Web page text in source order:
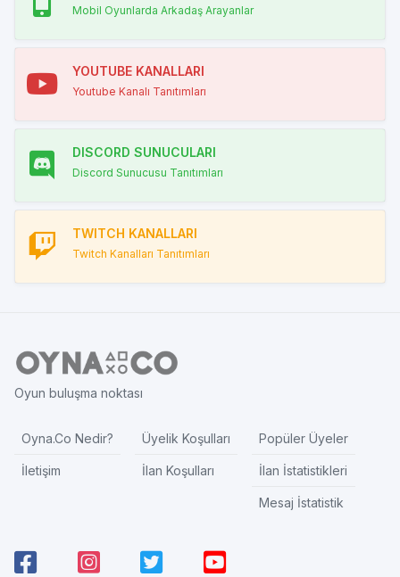
Mobil Oyunlarda Arkadaş Arayanlar
YOUTUBE KANALLARI
Youtube Kanalı Tanıtımları
DISCORD SUNUCULARI
Discord Sunucusu Tanıtımları
TWITCH KANALLARI
Twitch Kanalları Tanıtımları
Oyun buluşma noktası
Oyna.Co Nedir?
İletişim
Üyelik Koşulları
İlan Koşulları
Popüler Üyeler
İlan İstatistikleri
Mesaj İstatistik